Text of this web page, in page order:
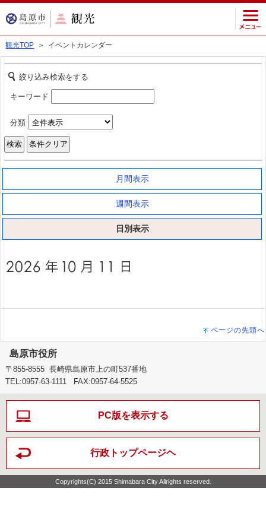
観光TOP ＞ イベントカレンダー
絞り込み検索をする
キーワード
分類
月間表示
週間表示
日別表示
ページの先頭へ
島原市役所
〒855-8555 長崎県島原市上の町537番地
TEL:0957-63-1111 FAX:0957-64-5525
PC版を表示する
行政トップページヘ
Copyrights(C) 2015 Shimabara City Allrights reserved.